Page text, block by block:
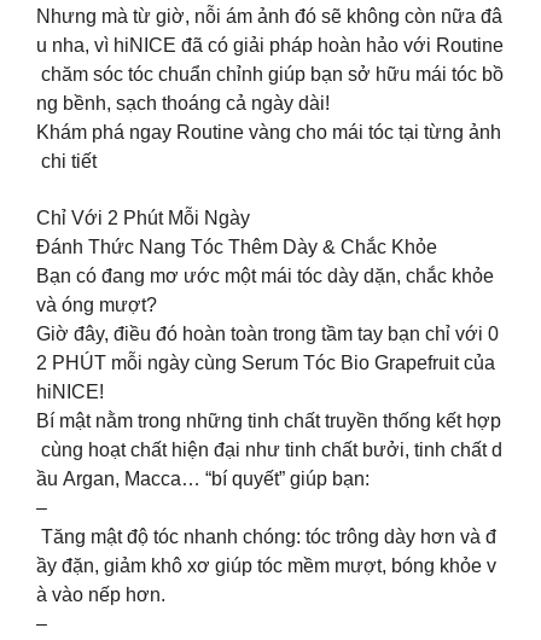
Nhưng mà từ giờ, nỗi ám ảnh đó sẽ không còn nữa đâ
u nha, vì hiNICE đã có giải pháp hoàn hảo với Routine
chăm sóc tóc chuẩn chỉnh giúp bạn sở hữu mái tóc bồ
ng bềnh, sạch thoáng cả ngày dài!
Khám phá ngay Routine vàng cho mái tóc tại từng ảnh
chi tiết
Chỉ Với 2 Phút Mỗi Ngày
Đánh Thức Nang Tóc Thêm Dày & Chắc Khỏe
Bạn có đang mơ ước một mái tóc dày dặn, chắc khỏe
và óng mượt?
Giờ đây, điều đó hoàn toàn trong tầm tay bạn chỉ với 0
2 PHÚT mỗi ngày cùng Serum Tóc Bio Grapefruit của
hiNICE!
Bí mật nằm trong những tinh chất truyền thống kết hợp
cùng hoạt chất hiện đại như tinh chất bưởi, tinh chất d
ầu Argan, Macca… “bí quyết” giúp bạn:
–
Tăng mật độ tóc nhanh chóng: tóc trông dày hơn và đ
ầy đặn, giảm khô xơ giúp tóc mềm mượt, bóng khỏe v
à vào nếp hơn.
–